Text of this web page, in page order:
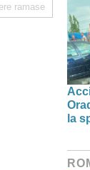
ramase
la